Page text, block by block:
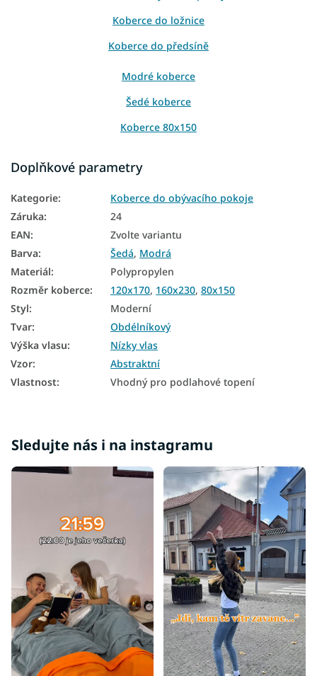
Koberce do ložnice
Koberce do předsíně
Modré koberce
Šedé koberce
Koberce 80x150
Koberce 120x170
Koberce 140x200
Koberce 160x230
Doplňkové parametry
Kategorie:
Koberce do obývacího pokoje
Záruka:
24
EAN:
Zvolte variantu
Barva: Šedá, Modrá
Materiál:
Polypropylen
Rozměr koberce: 120x170, 160x230, 80x150
Styl:
Moderní
Tvar:
Obdélníkový
Výška vlasu:
Nízky vlas
Vzor:
Abstraktní
Vlastnost: Vhodný pro podlahové topení
Sledujte nás i na instagramu